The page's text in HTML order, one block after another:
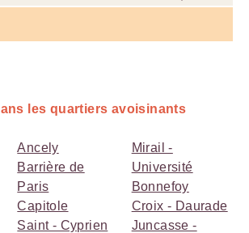
les quartiers avoisinants
Ancely
Barrière de
Paris
Capitole
Saint - Cyprien
Mirail -
Université
Bonnefoy
Croix - Daurade
Juncasse -